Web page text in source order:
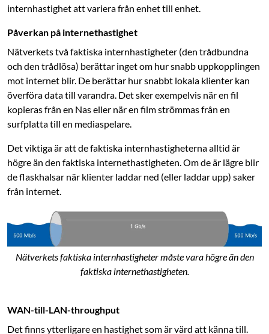
internhastighet att variera från enhet till enhet.
Påverkan på internethastighet
Nätverkets två faktiska internhastigheter (den trådbundna
och den trådlösa) berättar inget om hur snabb uppkopplingen
mot internet blir. De berättar hur snabbt lokala klienter kan
överföra data till varandra. Det sker exempelvis när en fil
kopieras från en Nas eller när en film strömmas från en
surfplatta till en mediaspelare.
Det viktiga är att de faktiska internhastigheterna alltid är
högre än den faktiska internet­hastigheten. Om de är lägre blir
de flaskhalsar när klienter laddar ned (eller laddar upp) saker
från internet.
Nätverkets faktiska internhastigheter måste vara högre än den
faktiska internethastigheten.
WAN-till-LAN-throughput
Det finns ytterligare en hastighet som är värd att känna till.